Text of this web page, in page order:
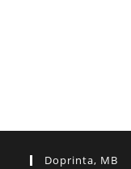
Doprinta, MB